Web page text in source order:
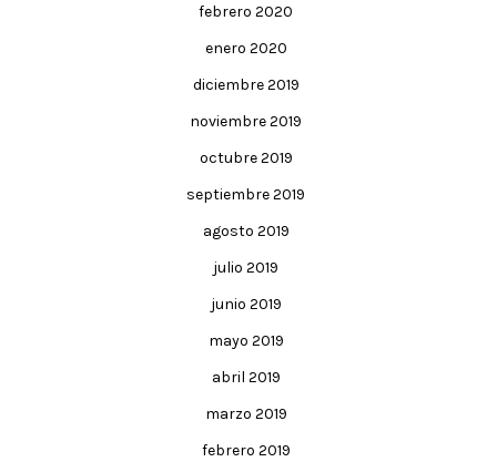
febrero 2020
enero 2020
diciembre 2019
noviembre 2019
octubre 2019
septiembre 2019
agosto 2019
julio 2019
junio 2019
mayo 2019
abril 2019
marzo 2019
febrero 2019